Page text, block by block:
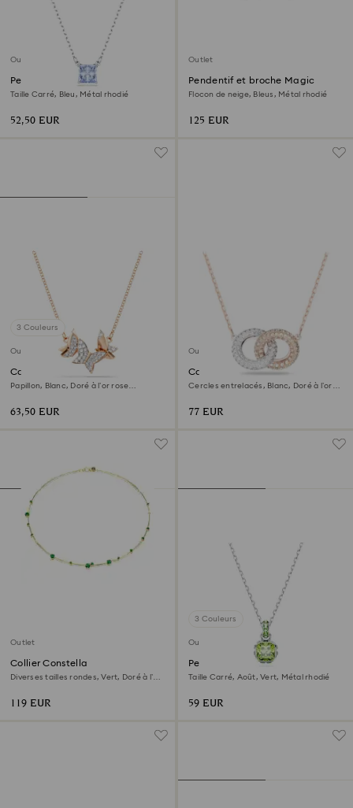
Outlet
Pendentif Matrix
Taille Carré, Bleu, Métal rhodié
52,50 EUR
Outlet
Pendentif et broche Magic
Flocon de neige, Bleus, Métal rhodié
125 EUR
3 Couleurs
Outlet
Collier Idyllia Lilia
Papillon, Blanc, Doré à l’or rose
63,50 EUR
Outlet
Collier Dextera
Cercles entrelacés, Blanc, Doré à l’or
77 EUR
Outlet
Collier Constella
Diverses tailles rondes, Vert, Doré à l’or
119 EUR
3 Couleurs
Outlet
Pendentif Birthstone
Taille Carré, Août, Vert, Métal rhodié
59 EUR